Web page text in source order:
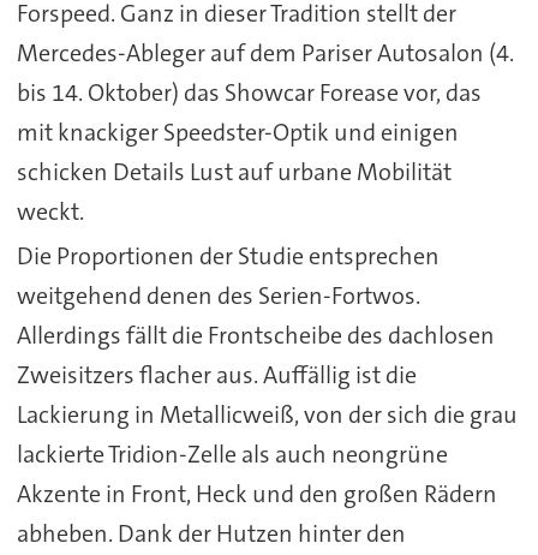
Forspeed. Ganz in dieser Tradition stellt der
Mercedes-Ableger auf dem Pariser Autosalon (4.
bis 14. Oktober) das Showcar Forease vor, das
mit knackiger Speedster-Optik und einigen
schicken Details Lust auf urbane Mobilität
weckt.
Die Proportionen der Studie entsprechen
weitgehend denen des Serien-Fortwos.
Allerdings fällt die Frontscheibe des dachlosen
Zweisitzers flacher aus. Auffällig ist die
Lackierung in Metallicweiß, von der sich die grau
lackierte Tridion-Zelle als auch neongrüne
Akzente in Front, Heck und den großen Rädern
abheben. Dank der Hutzen hinter den